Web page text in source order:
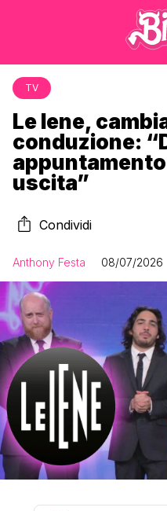
TV
Le Iene,
conduzione:
uscita”
Condividi
Anthony Festa 08/07/2026